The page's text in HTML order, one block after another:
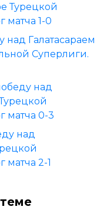
Турецкой
матча 1-0
Галатасараем
Суперлиги.
над
матча 0-3
над
матча 2-1